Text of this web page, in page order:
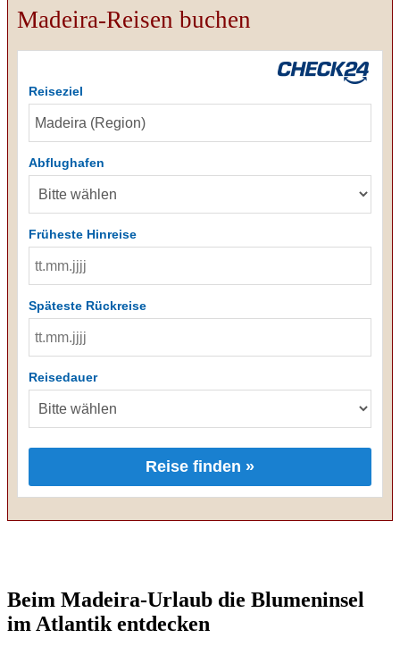
Madeira-Reisen buchen
Reiseziel
Abflughafen
Früheste Hinreise
Späteste Rückreise
Reisedauer
Reise finden »
Beim Madeira-Urlaub die Blumeninsel
im Atlantik entdecken